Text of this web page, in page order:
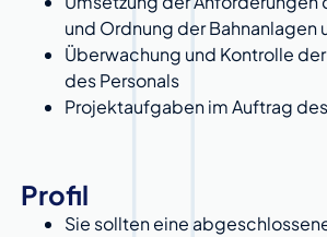
und Ordnung der Bahnanlagen
Überwachung und Kontrolle
des Personals
Projektaufgaben im Auftrag
Profil
Sie sollten eine